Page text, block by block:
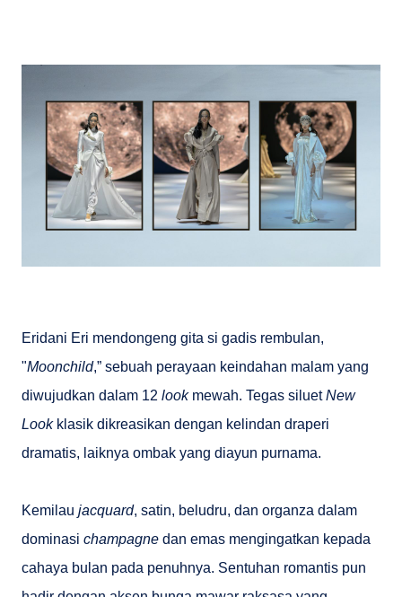
Eridani Eri mendongeng gita si gadis rembulan,
"Moonchild,” sebuah perayaan keindahan malam yang
diwujudkan dalam 12 lookmewah. Tegas siluetNew
Lookklasik dikreasikan dengan kelindan draperi
dramatis, laiknya ombak yang diayun purnama.
Kemilau jacquard, satin, beludru, dan organza dalam
dominasi champagne dan emas mengingatkan kepada
cahaya bulan pada penuhnya. Sentuhan romantis pun